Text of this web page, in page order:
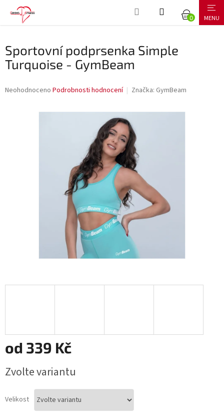
NÁKUPNÍ
Sportovní podprsenka Simple
Turquoise - GymBeam
Průměrné
Neohodnoceno Podrobnosti hodnocení Značka: GymBeam
od 339 Kč
cena:
Zvolte variantu
Velikost